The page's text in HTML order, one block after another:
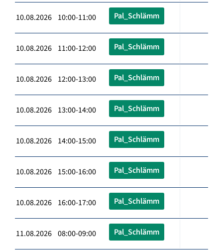
10.08.2026 10:00-11:00 Pal_Schlämm
10.08.2026 11:00-12:00 Pal_Schlämm
10.08.2026 12:00-13:00 Pal_Schlämm
10.08.2026 13:00-14:00 Pal_Schlämm
10.08.2026 14:00-15:00 Pal_Schlämm
10.08.2026 15:00-16:00 Pal_Schlämm
10.08.2026 16:00-17:00 Pal_Schlämm
11.08.2026 08:00-09:00 Pal_Schlämm